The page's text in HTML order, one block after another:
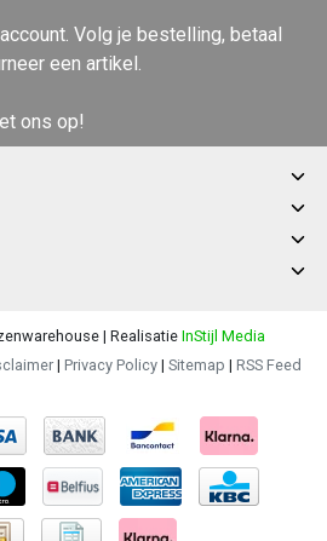
Volg je bestelling, betaal
een artikel.
ons op!
| Realisatie InStijl Media
| Privacy Policy | Sitemap | RSS Feed